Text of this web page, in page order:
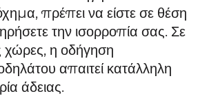
πρέπει να είστε σε θέση
την ισορροπία σας. Σε
χώρες, η οδήγηση
απαιτεί κατάλληλη
άδειας.